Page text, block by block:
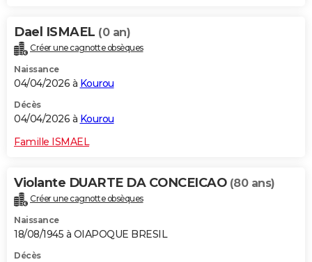
Dael ISMAEL (0 an)
Créer une cagnotte obsèques
Naissance
04/04/2026 à Kourou
Décès
04/04/2026 à Kourou
Famille ISMAEL
Violante DUARTE DA CONCEICAO (80 ans)
Créer une cagnotte obsèques
Naissance
18/08/1945 à OIAPOQUE BRESIL
Décès